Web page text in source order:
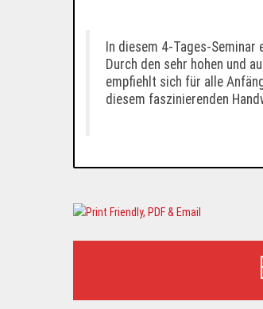
In diesem 4-Tages-Seminar
Durch den sehr hohen und
empfiehlt sich für alle
diesem faszinierenden